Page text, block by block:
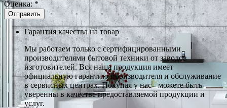
Оценка:*
Гарантия качества на товар
Мы работаем только с сертифицированными
производителями бытовой техники от заводов
изготовителей. Вся наша продукция имеет
официальную гарантию производителя и обслуживание
в сервисных центрах. Покупая у нас - можете быть
уверенны в качестве предоставляемой продукции и
услуг.